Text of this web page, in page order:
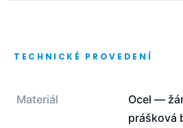
TECHNICKÉ PROVEDENÍ
Materiál
Ocel —
prášková